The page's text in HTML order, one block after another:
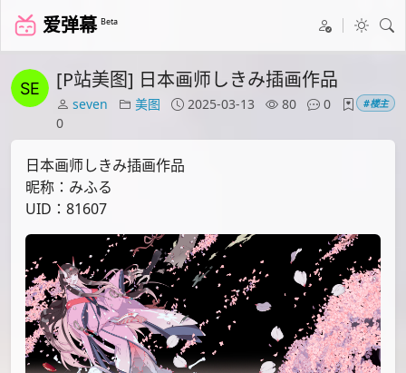
爱弹幕 Beta
[P站美图] 日本画师しきみ插画作品
seven 美图 2025-03-13 80
0
0
#楼主
日本画师しきみ插画作品
昵称：みふる
UID：81607